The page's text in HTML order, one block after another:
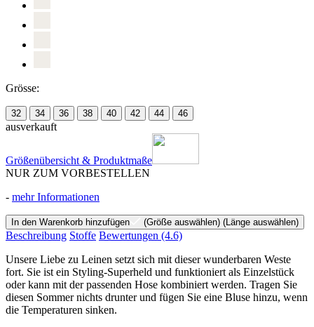
Grösse:
32 34 36 38 40 42 44 46
ausverkauft
Größenübersicht & Produktmaße
NUR ZUM VORBESTELLEN
- mehr Informationen
In den Warenkorb hinzufügen (Größe auswählen) (Länge auswählen)
Beschreibung Stoffe Bewertungen (4.6)
Unsere Liebe zu Leinen setzt sich mit dieser wunderbaren Weste
fort. Sie ist ein Styling-Superheld und funktioniert als Einzelstück
oder kann mit der passenden Hose kombiniert werden. Tragen Sie
diesen Sommer nichts drunter und fügen Sie eine Bluse hinzu, wenn
die Temperaturen sinken.